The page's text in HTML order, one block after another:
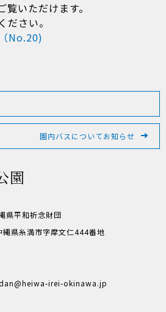
いただけます。
ださい。
No.20)
園内バスについてお知らせ
園
県平和祈念財団
縄県糸満市字摩文仁444番地
heiwa-irei-okinawa.jp